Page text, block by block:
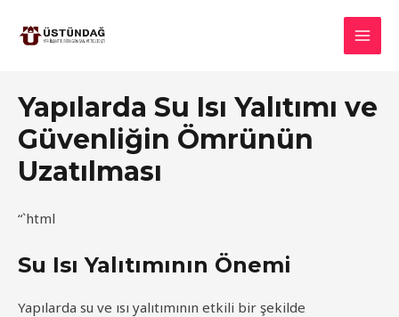
atla
Yapılarda Su Isı Yalıtımı ve
Güvenliğin Ömrünün
Uzatılması
“`html
Su Isı Yalıtımının Önemi
Yapılarda su ve ısı yalıtımının etkili bir şekilde